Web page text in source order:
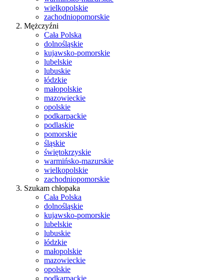
wielkopolskie
zachodniopomorskie
Mężczyźni
Cała Polska
dolnośląskie
kujawsko-pomorskie
lubelskie
lubuskie
łódzkie
małopolskie
mazowieckie
opolskie
podkarpackie
podlaskie
pomorskie
śląskie
świętokrzyskie
warmińsko-mazurskie
wielkopolskie
zachodniopomorskie
Szukam chłopaka
Cała Polska
dolnośląskie
kujawsko-pomorskie
lubelskie
lubuskie
łódzkie
małopolskie
mazowieckie
opolskie
podkarpackie